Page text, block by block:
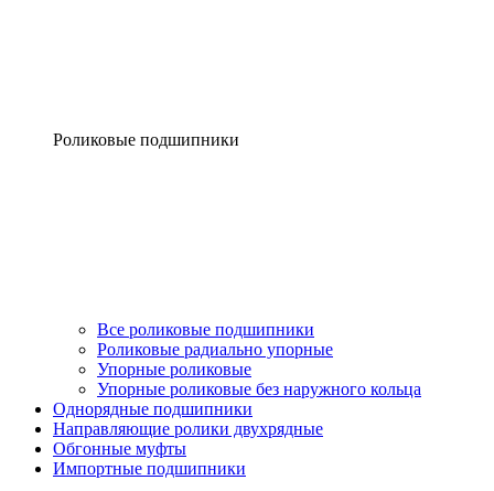
Роликовые подшипники
Все роликовые подшипники
Роликовые радиально упорные
Упорные роликовые
Упорные роликовые без наружного кольца
Однорядные подшипники
Направляющие ролики двухрядные
Обгонные муфты
Импортные подшипники